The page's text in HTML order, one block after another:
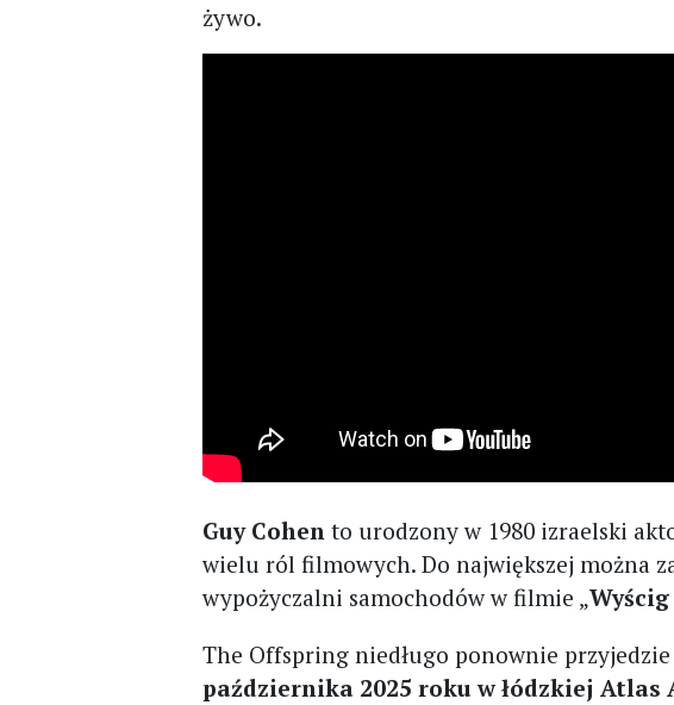
żywo.
Guy Cohen to urodzony w 1980 izraelski
wielu ról filmowych. Do największej można
wypożyczalni samochodów w filmie „
The Offspring niedługo ponownie
października 2025 roku w łódzkiej Atlas